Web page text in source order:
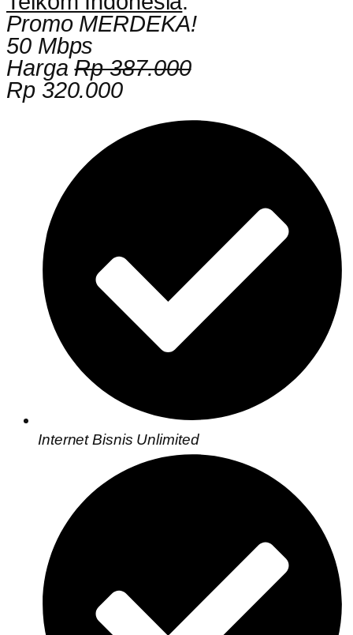
Promo MERDEKA!
50 Mbps
HargaRp 387.000
Rp 320.000
Internet Bisnis Unlimited